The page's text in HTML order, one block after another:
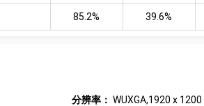
85.2% 39.6%
分辨率： WUXGA,1920 x 1200